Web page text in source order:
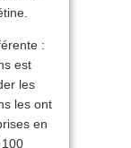
:
est
les
les ont
en